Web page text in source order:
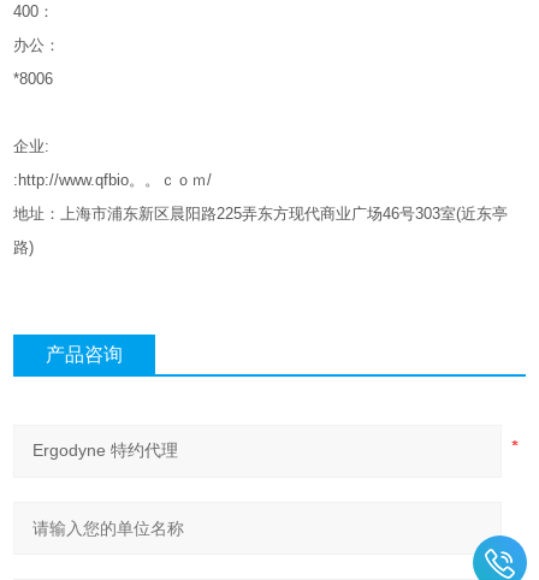
400 ：
办公：
*8006
企业:
:http://www.qfbio。。ｃｏｍ/
地址：上海市浦东新区晨阳路225弄东方现代商业广场46号303室(近东亭
路)
产品咨询